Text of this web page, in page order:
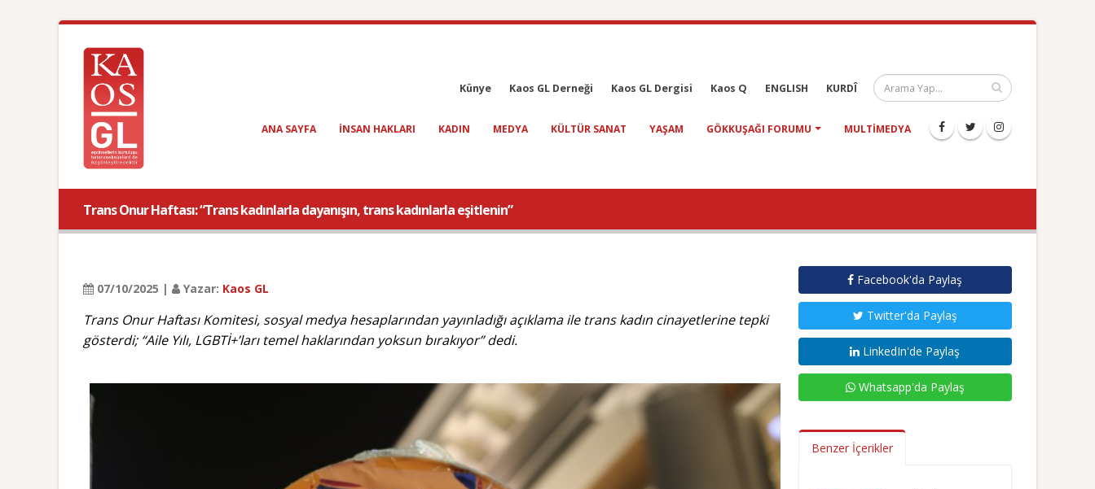
Künye Kaos GL Derneği Kaos GL Dergisi Kaos Q ENGLISH KURDÎ
ANA SAYFA INSAN HAKLARI KADIN MEDYA KÜLTÜR SANAT YAŞAM GÖKKUŞAĞI FORUMU MULTIMEDYA
Trans Onur Haftası: “Trans kadınlarla dayanışın, trans kadınlarla eşitlenin”
07/10/2025 | Yazar: Kaos GL
Trans Onur Haftası Komitesi, sosyal medya hesaplarından yayınladığı açıklama ile trans kadın cinayetlerine tepki
gösterdi; “Aile Yılı, LGBTİ+’ları temel haklarından yoksun bırakıyor” dedi.
Facebook'da Paylaş
Twitter'da Paylaş
LinkedIn'de Paylaş
Whatsapp'da Paylaş
Benzer İçerikler